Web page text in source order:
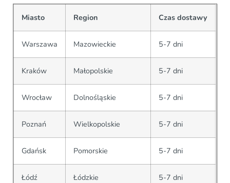
Miasto Region Czas dostawy
Warszawa Mazowieckie 5-7 dni
Kraków Małopolskie 5-7 dni
Wrocław Dolnośląskie 5-7 dni
Poznań Wielkopolskie 5-7 dni
Gdańsk Pomorskie 5-7 dni
Łódź Łódzkie 5-7 dni